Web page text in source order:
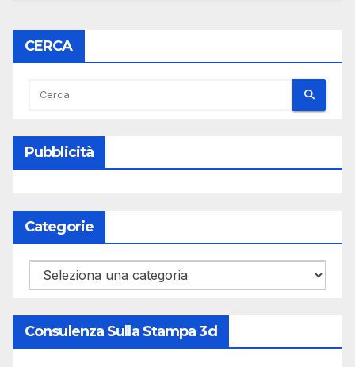
CERCA
Pubblicità
Categorie
Categorie
Consulenza Sulla Stampa 3d